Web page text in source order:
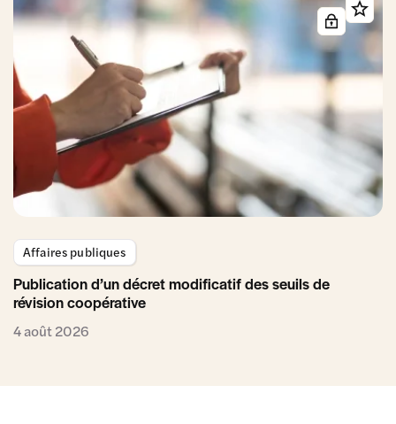
Affaires publiques
Publication d’un décret modificatif des seuils de
révision coopérative
4 août 2026